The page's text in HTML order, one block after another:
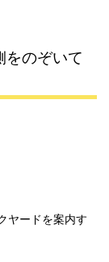
のぞいて
ヤードを案内す